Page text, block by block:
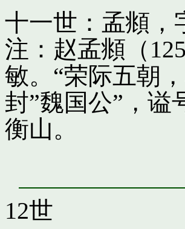
十一世：孟頫，
注：赵孟頫（
敏。“荣际五朝
封”魏国公”，谥
衡山。
12世